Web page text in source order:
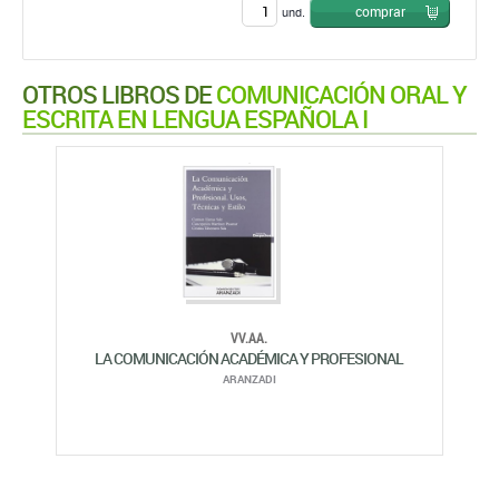
und. comprar
OTROS LIBROS DECOMUNICACIÓN ORAL Y
ESCRITA EN LENGUA ESPAÑOLA I
VV.AA.
LA COMUNICACIÓN ACADÉMICA Y PROFESIONAL
ARANZADI